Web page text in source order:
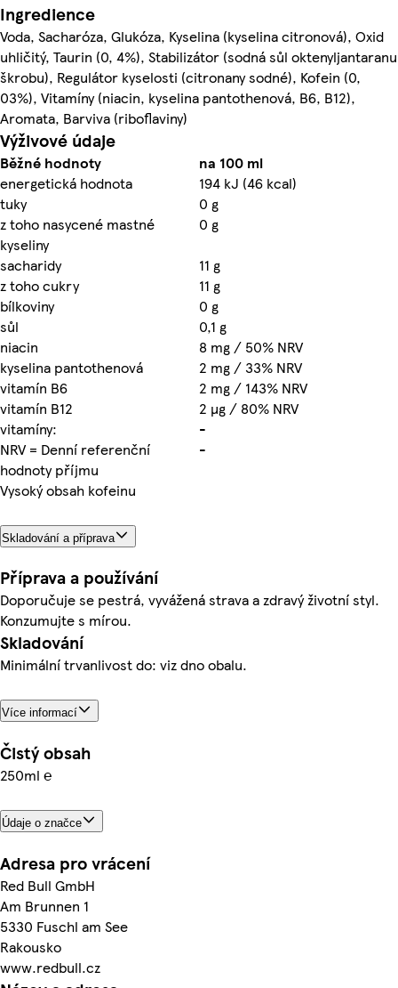
Ingredience
Voda, Sacharóza, Glukóza, Kyselina (kyselina citronová), Oxid
uhličitý, Taurin (0, 4%), Stabilizátor (sodná sůl oktenyljantaranu
škrobu), Regulátor kyselosti (citronany sodné), Kofein (0,
03%), Vitamíny (niacin, kyselina pantothenová, B6, B12),
Aromata, Barviva (riboflaviny)
Výživové údaje
Běžné hodnoty
na 100 ml
energetická hodnota
194 kJ (46 kcal)
tuky
0 g
z toho nasycené mastné
kyseliny
0 g
sacharidy
11 g
z toho cukry
11 g
bílkoviny
0 g
sůl
0,1 g
niacin
8 mg / 50% NRV
kyselina pantothenová
2 mg / 33% NRV
vitamín B6
2 mg / 143% NRV
vitamín B12
2 µg / 80% NRV
vitamíny:
-
NRV = Denní referenční
hodnoty příjmu
-
Vysoký obsah kofeinu
Skladování a příprava
Příprava a používání
Doporučuje se pestrá, vyvážená strava a zdravý životní styl.
Konzumujte s mírou.
Skladování
Minimální trvanlivost do: viz dno obalu.
Více informací
Čistý obsah
250ml ℮
Údaje o značce
Adresa pro vrácení
Red Bull GmbH
Am Brunnen 1
5330 Fuschl am See
Rakousko
www.redbull.cz